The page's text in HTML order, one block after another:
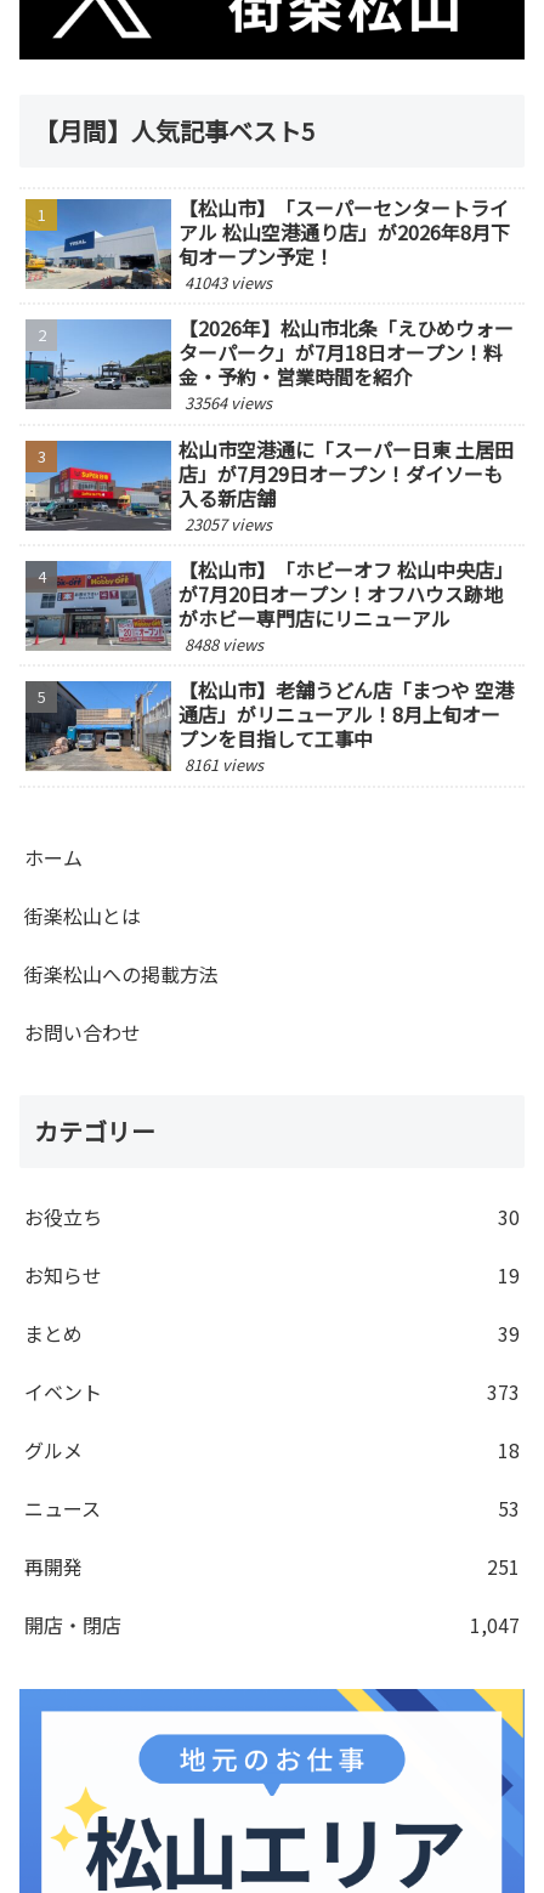
【月間】人気記事ベスト5
【松山市】「スーパーセンタートライ
アル 松山空港通り店」が2026年8月下
旬オープン予定！
41043 views
【2026年】松山市北条「えひめウォー
ターパーク」が7月18日オープン！料
金・予約・営業時間を紹介
33564 views
松山市空港通に「スーパー日東 土居田
店」が7月29日オープン！ダイソーも
入る新店舗
23057 views
【松山市】「ホビーオフ 松山中央店」
が7月20日オープン！オフハウス跡地
がホビー専門店にリニューアル
8488 views
【松山市】老舗うどん店「まつや 空港
通店」がリニューアル！8月上旬オー
プンを目指して工事中
8161 views
ホーム
街楽松山とは
街楽松山への掲載方法
お問い合わせ
カテゴリー
お役立ち
30
お知らせ
19
まとめ
39
イベント
373
グルメ
18
ニュース
53
再開発
251
開店・閉店
1,047